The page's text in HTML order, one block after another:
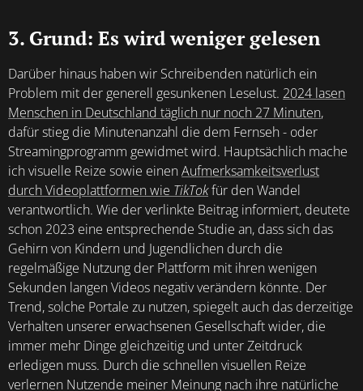
3. Grund: Es wird weniger gelesen
Darüber hinaus haben wir Schreibenden natürlich ein
Problem mit der generell gesunkenen Leselust. 2024 lasen
Menschen in Deutschland täglich nur noch 27 Minuten,
dafür stieg die Minutenanzahl die dem Fernseh - oder
Streamingprogramm gewidmet wird. Hauptsächlich mache
ich visuelle Reize sowie einenAufmerksamkeitsverlust
durch Videoplattformen wie TikTokfür den Wandel
verantwortlich. Wie der verlinkte Beitrag informiert, deutete
schon 2023 eine entsprechende Studie an, dass sich das
Gehirn von Kindern und Jugendlichen durch die
regelmäßige Nutzung der Plattform mit ihren wenigen
Sekunden langen Videos negativ verändern könnte. Der
Trend, solche Portale zu nutzen, spiegelt auch das derzeitige
Verhalten unserer erwachsenen Gesellschaft wider, die
immer mehr Dinge gleichzeitig und unter Zeitdruck
erledigen muss. Durch die schnellen visuellen Reize
verlernen Nutzende meiner Meinung nach ihre natürliche